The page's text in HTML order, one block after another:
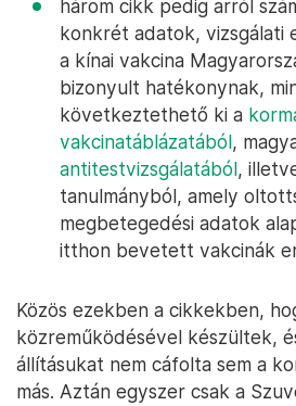
három cikk pedig arról
konkrét adatok, vizsgálati
a kínai vakcina
bizonyult hatékonynak,
következtethető ki a
vakcinatáblázatából,
antitestvizsgálatából,
tanulmányból, amely
megbetegedési adatok
itthon bevetett vakcinák
Közös ezekben a cikkekben,
közreműködésével készültek,
állításukat nem cáfolta sem a
más. Aztán egyszer csak a